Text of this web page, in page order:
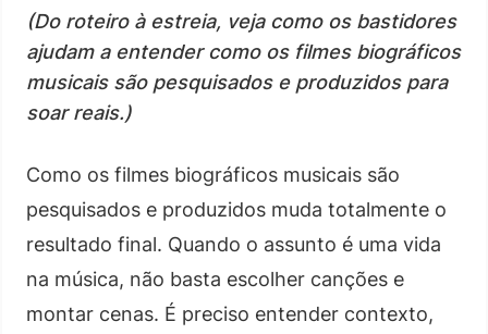
(Do roteiro à estreia, veja como os bastidores
ajudam a entender como os filmes biográficos
musicais são pesquisados e produzidos para
soar reais.)
Como os filmes biográficos musicais são
pesquisados e produzidos muda totalmente o
resultado final. Quando o assunto é uma vida
na música, não basta escolher canções e
montar cenas. É preciso entender contexto,